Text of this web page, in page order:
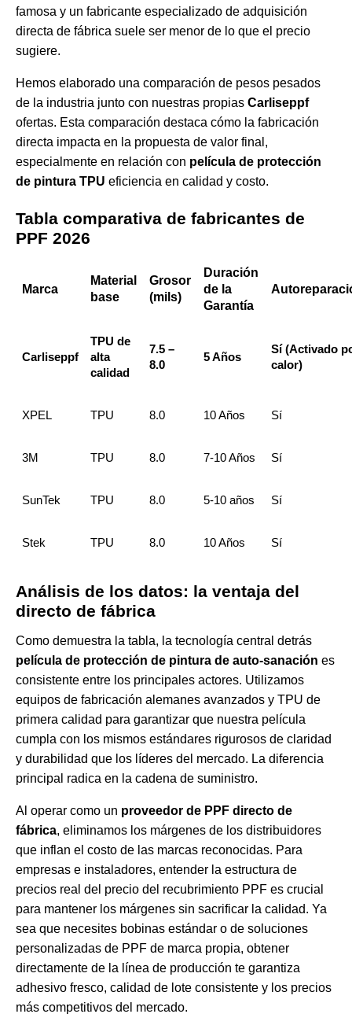
famosa y un fabricante especializado de adquisición
directa de fábrica suele ser menor de lo que el precio
sugiere.
Hemos elaborado una comparación de pesos pesados
de la industria junto con nuestras propias Carliseppf
ofertas. Esta comparación destaca cómo la fabricación
directa impacta en la propuesta de valor final,
especialmente en relación con película de protección
de pintura TPU eficiencia en calidad y costo.
Tabla comparativa de fabricantes de
PPF 2026
Marca
Material
base
Grosor
(mils)
Duración
de la
Garantía
Carliseppf
TPU de
alta
calidad
7.5 –
8.0
5 Años
Sí (Activado
calor)
XPEL TPU 8.0 10 Años Sí
3M TPU 8.0 7-10 Años Sí
SunTek TPU 8.0 5-10 años Sí
Stek TPU 8.0 10 Años Sí
Análisis de los datos: la ventaja del
directo de fábrica
Como demuestra la tabla, la tecnología central detrás
película de protección de pintura de auto-sanación es
consistente entre los principales actores. Utilizamos
equipos de fabricación alemanes avanzados y TPU de
primera calidad para garantizar que nuestra película
cumpla con los mismos estándares rigurosos de claridad
y durabilidad que los líderes del mercado. La diferencia
principal radica en la cadena de suministro.
Al operar como un proveedor de PPF directo de
fábrica, eliminamos los márgenes de los distribuidores
que inflan el costo de las marcas reconocidas. Para
empresas e instaladores, entender la estructura de
precios real del precio del recubrimiento PPF es crucial
para mantener los márgenes sin sacrificar la calidad. Ya
sea que necesites bobinas estándar o de soluciones
personalizadas de PPF de marca propia, obtener
directamente de la línea de producción te garantiza
adhesivo fresco, calidad de lote consistente y los precios
más competitivos del mercado.